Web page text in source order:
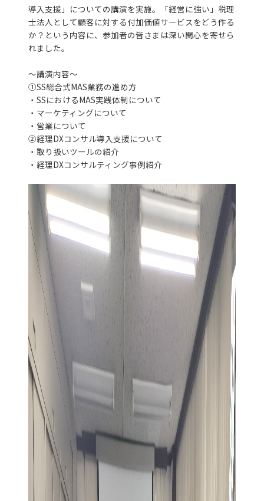
導入支援」についての講演を実施。「経営に強い」税理
士法人として顧客に対する付加価値サービスをどう作る
か？という内容に、参加者の皆さまは深い関心を寄せら
れました。
～講演内容～
①SS総合式MAS業務の進め方
・SSにおけるMAS実践体制について
・マーケティングについて
・営業について
②経理DXコンサル導入支援について
・取り扱いツールの紹介
・経理DXコンサルティング事例紹介